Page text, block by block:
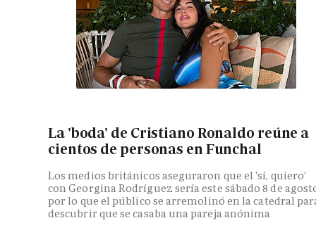
La 'boda' de Cristiano Ronaldo reúne a
cientos de personas en Funchal
Los medios británicos aseguraron que el 'sí, quiero'
con Georgina Rodríguez sería este sábado 8 de
por lo que el público se arremolinó en la catedral
descubrir que se casaba una pareja anónima